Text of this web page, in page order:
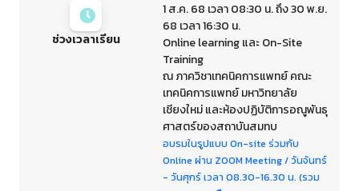
ช่วงเวลาเรียน
1 ส.ค. 68 เวลา 08:30 น. ถึง 30 พ.ย.
68 เวลา 16:30 น.
Online learning และ On-Site
Training
ณ ภาควิชาเทคนิคการแพทย์ คณะ
เทคนิคการแพทย์ มหาวิทยาลัย
เชียงใหม่ และห้องปฏิบัติการอณูพันธุ
ศาสตร์ของสถาบันสมทบ
อบรมในรูปแบบ On-site ร่วมกับ
Online ผ่าน ZOOM Meeting / วันจันทร์
- วันศุกร์ เวลา 08.30-16.30 น. (รวม